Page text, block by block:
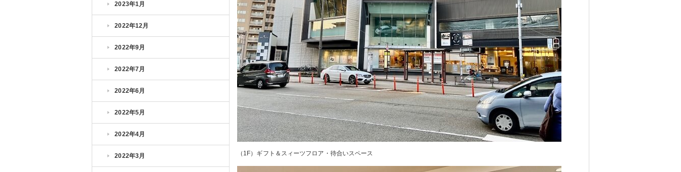
2023年1月
2022年12月
2022年9月
2022年7月
2022年6月
2022年5月
2022年4月
2022年3月 （1F）ギフト＆スィーツフロア・待合いスペース